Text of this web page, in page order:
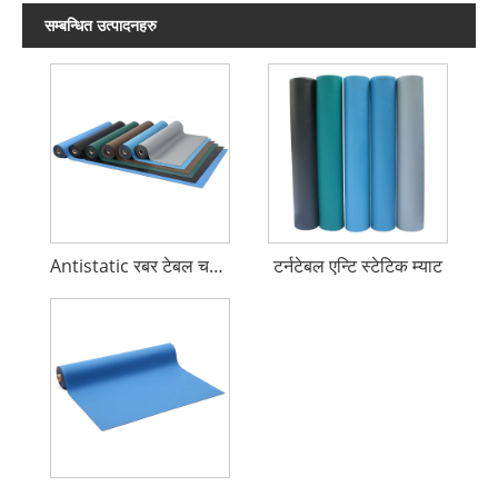
सम्बन्धित उत्पादनहरु
Antistatic रबर टेबल चटाई टर्नटेबल एन्टि स्टेटिक म्याट